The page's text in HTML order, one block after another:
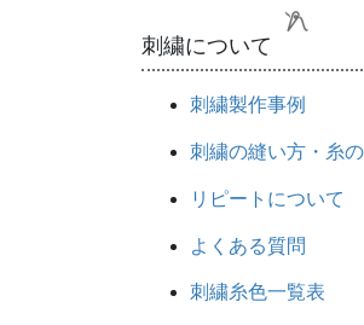
刺繍について
刺繍製作事例
刺繍の縫い方・糸
リピートについて
よくある質問
刺繍糸色一覧表